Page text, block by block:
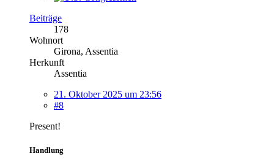
Beiträge
178
Wohnort
Girona, Assentia
Herkunft
Assentia
21. Oktober 2025 um 23:56
#8
Present!
Handlung